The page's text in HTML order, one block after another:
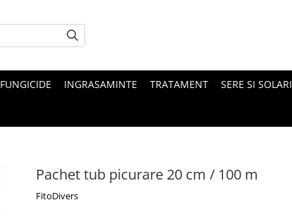
FUNGICIDE INGRASAMINTE TRATAMENT SERE SI SOLARI
Pachet tub picurare 20 cm / 100 m
FitoDivers